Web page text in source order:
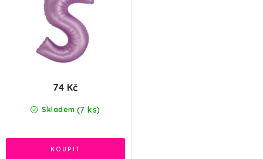
Skladem (7 ks)
74 Kč